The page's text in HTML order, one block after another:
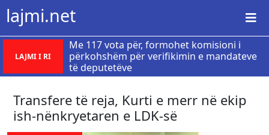
lajmi.net
LAJMI I RI
Me 117 vota për, formohet komisioni i
përkohshëm për verifikimin e mandateve
të deputetëve
Transfere të reja, Kurti e merr në ekip
ish-nënkryetaren e LDK-së